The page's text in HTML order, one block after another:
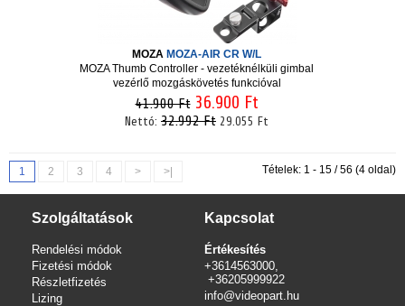
MOZA MOZA-AIR CR W/L
MOZA Thumb Controller - vezetéknélküli gimbal
vezérlő mozgáskövetés funkcióval
41.900 Ft 36.900 Ft
Nettó: 32.992 Ft 29.055 Ft
1 2 3 4 > >| Tételek: 1 - 15 / 56 (4 oldal)
Szolgáltatások
Rendelési módok
Fizetési módok
Részletfizetés
Lizing
Kapcsolat
Értékesítés
+3614563000,
+36205999922
info@videopart.hu